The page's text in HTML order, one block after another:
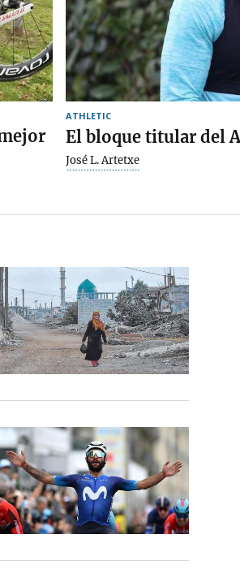
ATHLETIC
El bloque titular del
José L. Artetxe